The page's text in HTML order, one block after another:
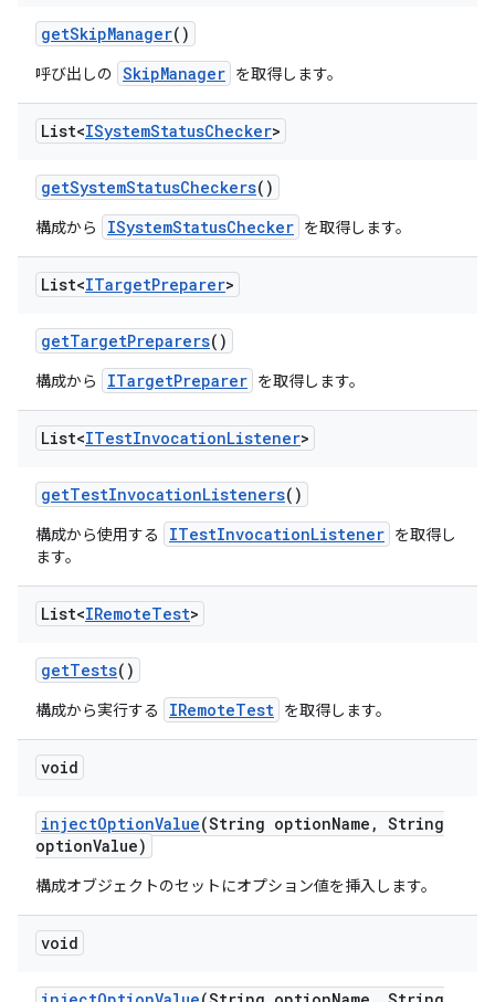
getSkipManager()
呼び出しの SkipManager を取得します。
List<ISystemStatusChecker>
getSystemStatusCheckers()
構成から ISystemStatusChecker を取得します。
List<ITargetPreparer>
getTargetPreparers()
構成から ITargetPreparer を取得します。
List<ITestInvocationListener>
getTestInvocationListeners()
構成から使用する ITestInvocationListener を取得し
ます。
List<IRemoteTest>
getTests()
構成から実行する IRemoteTest を取得します。
void
injectOptionValue(String optionName , String
optionValue)
構成オブジェクトのセットにオプション値を挿入します。
void